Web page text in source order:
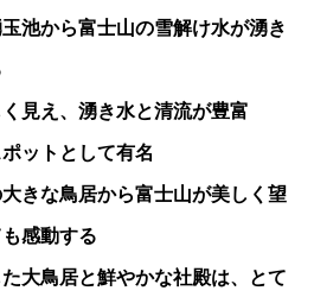
池から富士山の雪解け水が湧き
見え、湧き水と清流が豊富
ットとして有名
きな鳥居から富士山が美しく望
感動する
大鳥居と鮮やかな社殿は、とて